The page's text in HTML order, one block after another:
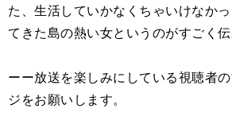
た、生活していかなくちゃいけなか
てきた島の熱い女というのがすごく伝
ーー放送を楽しみにしている視聴者
ジをお願いします。